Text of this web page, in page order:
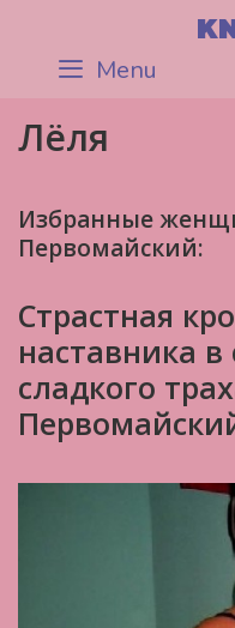
content Menu
Лёля
Избранные
Первомайский:
Страстная
наставника в
сладкого